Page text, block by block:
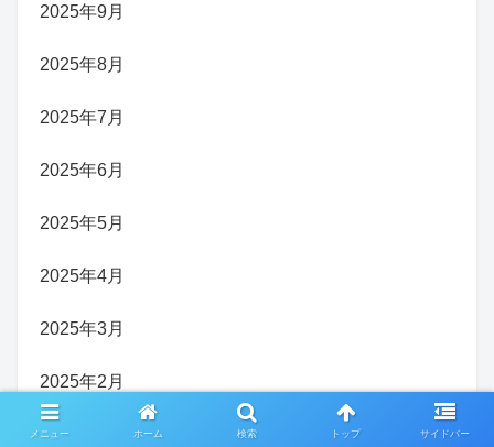
2025年9月
2025年8月
2025年7月
2025年6月
2025年5月
2025年4月
2025年3月
2025年2月
2025年1月
メニュー ホーム 検索 トップ サイドバー